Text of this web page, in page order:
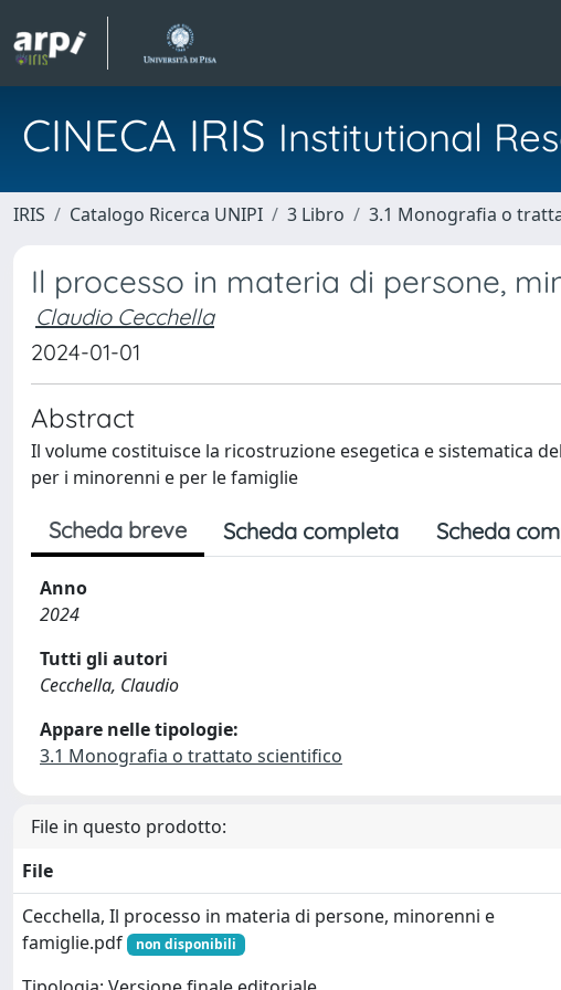
CINECA IRIS Institutional
IRIS Catalogo Ricerca UNIPI 3 Libro 3.1 Monografia o
Il processo in materia di persone,
Claudio Cecchella
2024-01-01
Abstract
Il volume costituisce la ricostruzione esegetica e sistematica
per i minorenni e per le famiglie
Scheda breve Scheda completa Scheda
Anno
2024
Tutti gli autori
Cecchella, Claudio
Appare nelle tipologie:
3.1 Monografia o trattato scientifico
File in questo prodotto:
File
Cecchella, Il processo in materia di persone, minorenni e
famiglie.pdf
non disponibili